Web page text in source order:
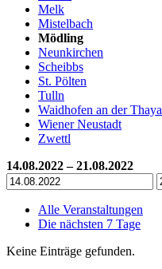
Melk
Mistelbach
Mödling
Neunkirchen
Scheibbs
St. Pölten
Tulln
Waidhofen an der Thaya
Wiener Neustadt
Zwettl
14.08.2022 – 21.08.2022
Alle Veranstaltungen
Die nächsten 7 Tage
Keine Einträge gefunden.